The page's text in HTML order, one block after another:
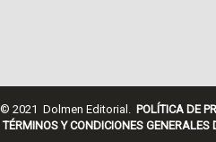
© 2021 Dolmen Editorial. POLÍTICA DE
TÉRMINOS Y CONDICIONES GENERALES